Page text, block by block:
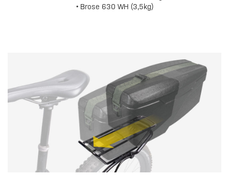
• Brose 630 WH (3,5kg)